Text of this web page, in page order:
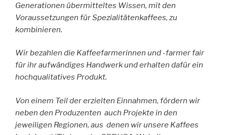
Generationen übermitteltes Wissen, mit den
Voraussetzungen für Spezialitätenkaffees, zu
kombinieren.
Wir bezahlen die Kaffeefarmerinnen und -farmer fair
für ihr aufwändiges Handwerk und erhalten dafür ein
hochqualitatives Produkt.
Von einem Teil der erzielten Einnahmen, fördern wir
neben den Produzenten auch Projekte in den
jeweiligen Regionen, aus denen wir unsere Kaffees